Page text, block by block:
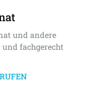
und andere
und fachgerecht